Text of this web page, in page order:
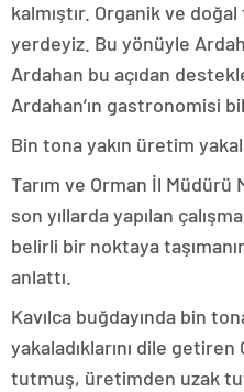
kalmıştır. Organik ve doğal
yerdeyiz. Bu yönüyle
Ardahan bu açıdan
Ardahan’ın gastronomisi
Bin tona yakın üretim
Tarım ve Orman İl
son yıllarda yapılan
belirli bir noktaya
anlattı.
Kavılca buğdayında bin
yakaladıklarını dile
tutmuş, üretimden uzak